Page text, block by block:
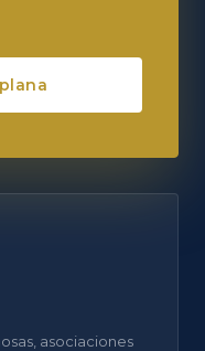
asociaciones